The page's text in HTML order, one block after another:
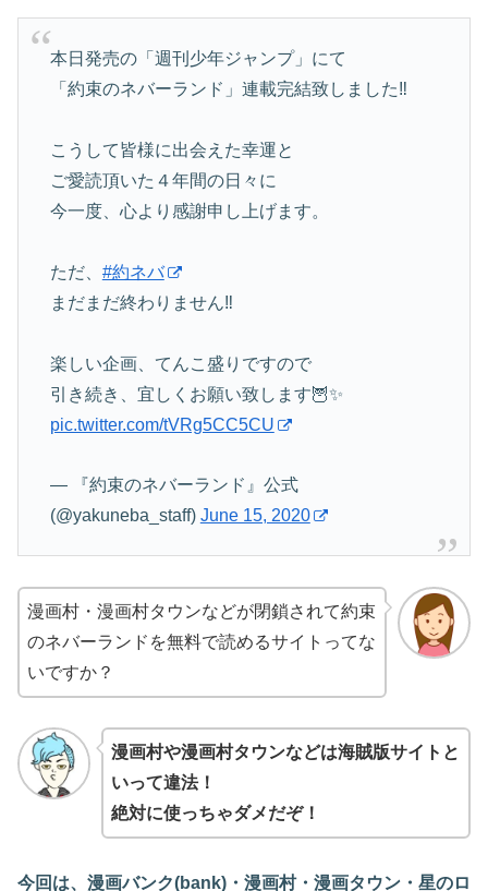
本日発売の「週刊少年ジャンプ」にて
「約束のネバーランド」連載完結致しました‼️
こうして皆様に出会えた幸運と
ご愛読頂いた４年間の日々に
今一度、心より感謝申し上げます。
ただ、 #約ネバ
まだまだ終わりません‼️
楽しい企画、てんこ盛りですので
引き続き、宜しくお願い致します🦉✨
pic.twitter.com/tVRg5CC5CU
— 『約束のネバーランド』公式
(@yakuneba_staff) June 15, 2020
漫画村・漫画村タウンなどが閉鎖されて約束
のネバーランドを無料で読めるサイトってな
いですか？
漫画村や漫画村タウンなどは海賊版サイトと
いって違法！
絶対に使っちゃダメだぞ！
今回は、漫画バンク(bank)・漫画村・漫画タウン・星のロ